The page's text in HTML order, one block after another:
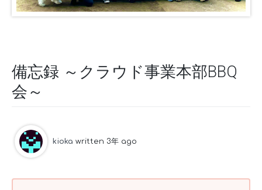
備忘録 ～クラウド事業本部BBQ
会～
kioka written 3年 ago